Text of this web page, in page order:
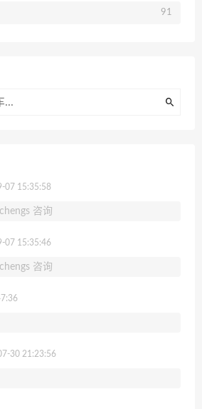
91
07 15:35:58
咨询
07 15:35:46
咨询
30 21:23:56